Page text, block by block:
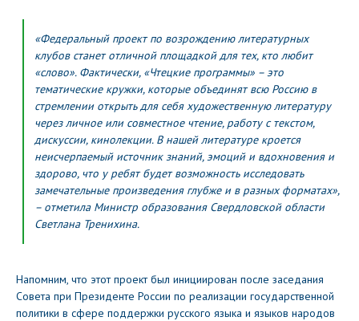
«Федеральный проект по возрождению литературных
клубов станет отличной площадкой для тех, кто любит
«слово». Фактически, «Чтецкие программы» – это
тематические кружки, которые объединят всю Россию в
стремлении открыть для себя художественную литературу
через личное или совместное чтение, работу с текстом,
дискуссии, кинолекции. В нашей литературе кроется
неисчерпаемый источник знаний, эмоций и вдохновения и
здорово, что у ребят будет возможность исследовать
замечательные произведения глубже и в разных форматах»,
– отметила Министр образования Свердловской области
Светлана Тренихина.
Напомним, что этот проект был инициирован после заседания
Совета при Президенте России по реализации государственной
политики в сфере поддержки русского языка и языков народов